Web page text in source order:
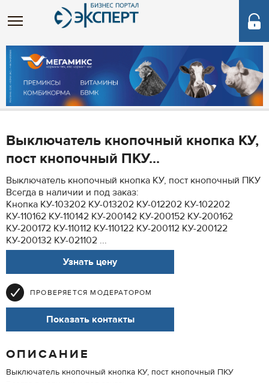
Выключатель кнопочный кнопка КУ,
пост кнопочный ПКУ...
Выключатель кнопочный кнопка КУ, пост кнопочный ПКУ
Всегда в наличии и под заказ:
Кнопка КУ-103202 КУ-013202 КУ-012202 КУ-102202
КУ-110162 КУ-110142 КУ-200142 КУ-200152 КУ-200162
КУ-200172 КУ-110112 КУ-110122 КУ-200112 КУ-200122
КУ-200132 КУ-021102 ...
Узнать цену
ПРОВЕРЯЕТСЯ МОДЕРАТОРОМ
Показать контакты
ОПИСАНИЕ
Выключатель кнопочный кнопка КУ, пост кнопочный ПКУ